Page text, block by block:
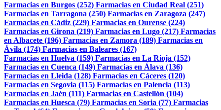
Farmacias en Burgos (252) Farmacias en Ciudad Real (251)
Farmacias en Tarragona (250) Farmacias en Zaragoza (247)
Farmacias en Cádiz (229) Farmacias en Ourense (224)
Farmacias en Girona (219) Farmacias en Lugo (217) Farmacias
en Albacete (196) Farmacias en Zamora (189) Farmacias en
Ávila (174) Farmacias en Baleares (167)
Farmacias en Huelva (159) Farmacias en La Rioja (152)
Farmacias en Cuenca (149) Farmacias en Álava (136)
Farmacias en Lleida (128) Farmacias en Cáceres (120)
Farmacias en Segovia (115) Farmacias en Palencia (113)
Farmacias en Jaén (111) Farmacias en Castellón (104)
Farmacias en Huesca (79) Farmacias en Soria (77) Farmacias